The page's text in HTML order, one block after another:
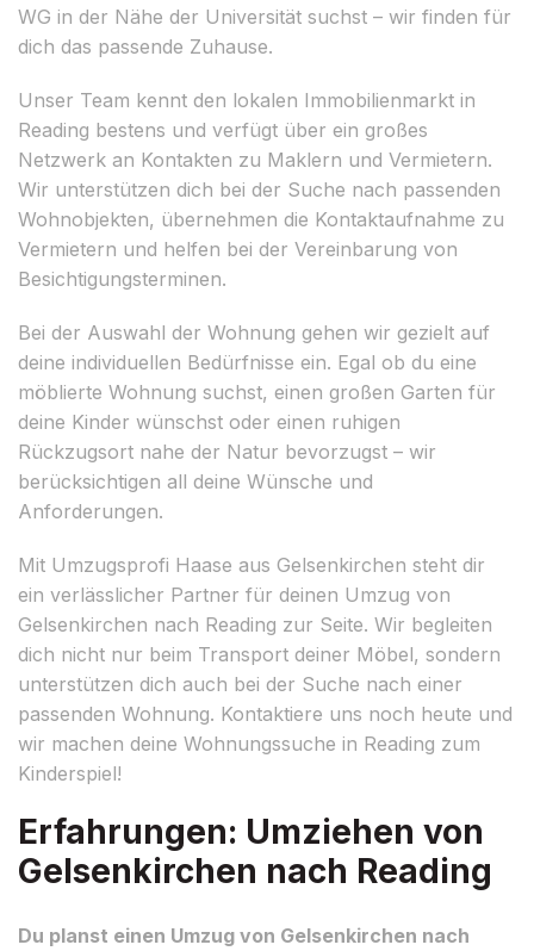
WG in der Nähe der Universität suchst – wir finden für
dich das passende Zuhause.
Unser Team kennt den lokalen Immobilienmarkt in
Reading bestens und verfügt über ein großes
Netzwerk an Kontakten zu Maklern und Vermietern.
Wir unterstützen dich bei der Suche nach passenden
Wohnobjekten, übernehmen die Kontaktaufnahme zu
Vermietern und helfen bei der Vereinbarung von
Besichtigungsterminen.
Bei der Auswahl der Wohnung gehen wir gezielt auf
deine individuellen Bedürfnisse ein. Egal ob du eine
möblierte Wohnung suchst, einen großen Garten für
deine Kinder wünschst oder einen ruhigen
Rückzugsort nahe der Natur bevorzugst – wir
berücksichtigen all deine Wünsche und
Anforderungen.
Mit Umzugsprofi Haase aus Gelsenkirchen steht dir
ein verlässlicher Partner für deinen Umzug von
Gelsenkirchen nach Reading zur Seite. Wir begleiten
dich nicht nur beim Transport deiner Möbel, sondern
unterstützen dich auch bei der Suche nach einer
passenden Wohnung. Kontaktiere uns noch heute und
wir machen deine Wohnungssuche in Reading zum
Kinderspiel!
Erfahrungen: Umziehen von
Gelsenkirchen nach Reading
Du planst einen Umzug von Gelsenkirchen nach